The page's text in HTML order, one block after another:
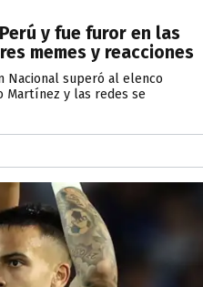
y fue furor en las
memes y reacciones
Nacional superó al elenco
Martínez y las redes se